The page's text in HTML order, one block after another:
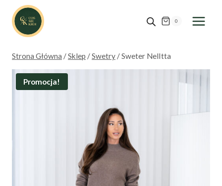
Przejdź
treści
0
Strona Główna /Sklep /Swetry /Sweter NelItta
Promocja!